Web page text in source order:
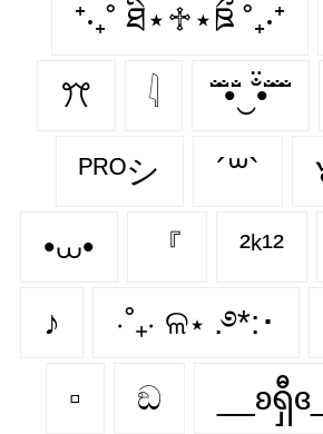
⁺‧₊˚ ཐི⋆♱⋆ཋྀ ˚₊‧⁺
ꔫ 𓇋 ̐̈ ̐̈•̐̈‿̐̈•̐̈ ̐̈ ̐̈
ᴾᴿᴼシ ´꒳`
•⩊• 『 ²ᵏ¹²
♪ ⋅˚₊‧ ଳ⋆ .࿔*:･
▫️ ඞ __ʚရှီ